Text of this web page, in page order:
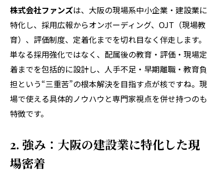
株式会社ファンズは、大阪の現場系中小企業・建設業に
特化し、採用広報からオンボーディング、OJT（現場教
育）、評価制度、定着化までを切れ目なく伴走します。
単なる採用強化ではなく、配属後の教育・評価・現場定
着までを包括的に設計し、人手不足・早期離職・教育負
担という“三重苦”の根本解決を目指す点が核ですね。現
場で使える具体的ノウハウと専門家視点を併せ持つのも
特徴です。
2. 強み：大阪の建設業に特化した現
場密着